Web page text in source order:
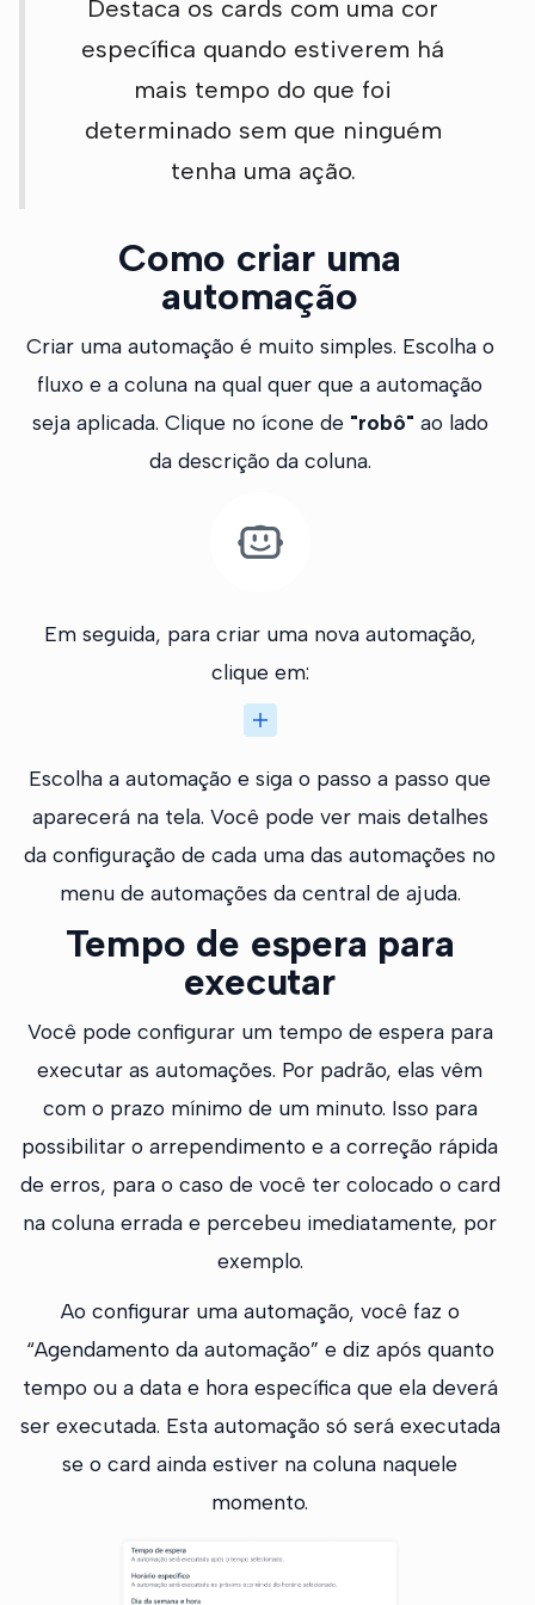
Destaca os cards com uma cor
específica quando estiverem há
mais tempo do que foi
determinado sem que ninguém
tenha uma ação.
Como criar uma
automação
Criar uma automação é muito simples. Escolha o
fluxo e a coluna na qual quer que a automação
seja aplicada. Clique no ícone de "robô" ao lado
da descrição da coluna.
Em seguida, para criar uma nova automação,
clique em:
Escolha a automação e siga o passo a passo que
aparecerá na tela. Você pode ver mais detalhes
da configuração de cada uma das automações no
menu de automações da central de ajuda.
Tempo de espera para
executar
Você pode configurar um tempo de espera para
executar as automações. Por padrão, elas vêm
com o prazo mínimo de um minuto. Isso para
possibilitar o arrependimento e a correção rápida
de erros, para o caso de você ter colocado o card
na coluna errada e percebeu imediatamente, por
exemplo.
Ao configurar uma automação, você faz o
“Agendamento da automação” e diz após quanto
tempo ou a data e hora específica que ela deverá
ser executada. Esta automação só será executada
se o card ainda estiver na coluna naquele
momento.